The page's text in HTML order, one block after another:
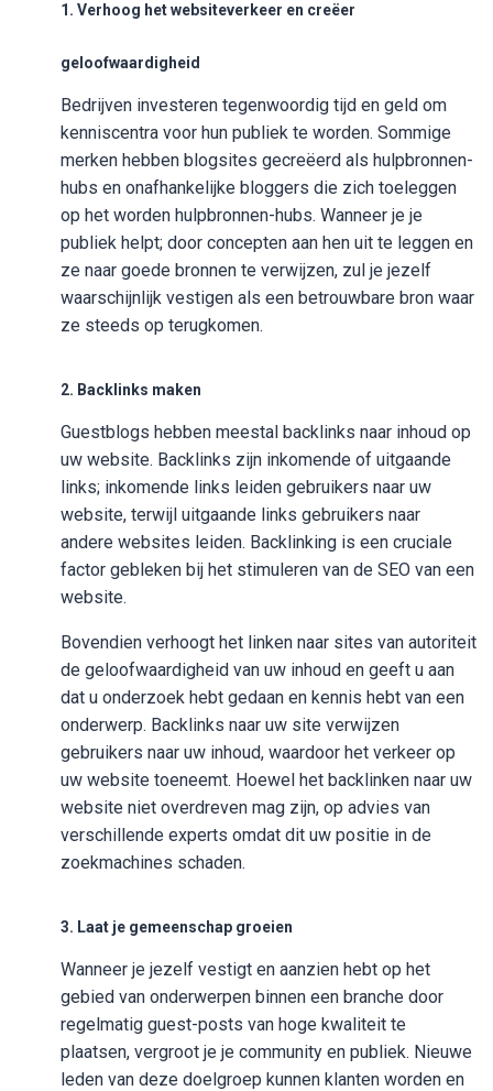
1. Verhoog het websiteverkeer en creëer
geloofwaardigheid
Bedrijven investeren tegenwoordig tijd en geld om
kenniscentra voor hun publiek te worden. Sommige
merken hebben blogsites gecreëerd als hulpbronnen-
hubs en onafhankelijke bloggers die zich toeleggen
op het worden hulpbronnen-hubs. Wanneer je je
publiek helpt; door concepten aan hen uit te leggen en
ze naar goede bronnen te verwijzen, zul je jezelf
waarschijnlijk vestigen als een betrouwbare bron waar
ze steeds op terugkomen.
2. Backlinks maken
Guestblogs hebben meestal backlinks naar inhoud op
uw website. Backlinks zijn inkomende of uitgaande
links; inkomende links leiden gebruikers naar uw
website, terwijl uitgaande links gebruikers naar
andere websites leiden. Backlinking is een cruciale
factor gebleken bij het stimuleren van de SEO van een
website.
Bovendien verhoogt het linken naar sites van autoriteit
de geloofwaardigheid van uw inhoud en geeft u aan
dat u onderzoek hebt gedaan en kennis hebt van een
onderwerp. Backlinks naar uw site verwijzen
gebruikers naar uw inhoud, waardoor het verkeer op
uw website toeneemt. Hoewel het backlinken naar uw
website niet overdreven mag zijn, op advies van
verschillende experts omdat dit uw positie in de
zoekmachines schaden.
3. Laat je gemeenschap groeien
Wanneer je jezelf vestigt en aanzien hebt op het
gebied van onderwerpen binnen een branche door
regelmatig guest-posts van hoge kwaliteit te
plaatsen, vergroot je je community en publiek. Nieuwe
leden van deze doelgroep kunnen klanten worden en